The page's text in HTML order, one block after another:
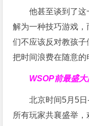
他甚至谈到了
解为一种技巧游戏
们不应该反对教孩
把时间浪费在随意的
WSOP前最盛大
北京时间5月5日
所有玩家共襄盛举，